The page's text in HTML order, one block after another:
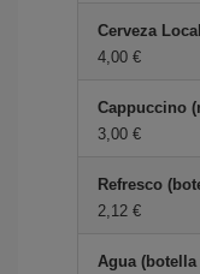
Cerveza
4,00 €
Cappuccino
3,00 €
Refresco
2,12 €
Agua